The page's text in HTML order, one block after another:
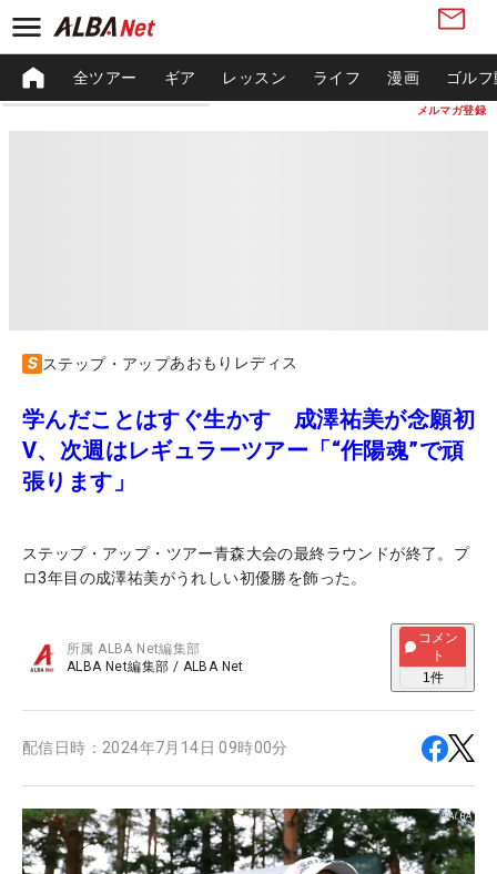
メルマガ登録
全ツアー ギア レッスン ライフ 漫画 ゴル
ステップ・アップあおもりレディス
学んだことはすぐ生かす 成澤祐美が念願初
V、次週はレギュラーツアー「“作陽魂”で頑
張ります」
ステップ・アップ・ツアー青森大会の最終ラウンドが終了。プ
ロ3年目の成澤祐美がうれしい初優勝を飾った。
所属ALBA Net編集部
ALBA Net編集部 / ALBA Net
コメン
ト
1件
配信日時： 2024年7月14日 09時00分